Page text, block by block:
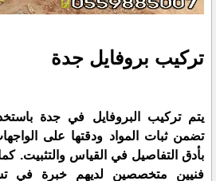
تركيب بروفايل جدة
يتم تركيب البروفايل في جدة
تضمن ثبات المواد ودقتها على
بأدق التفاصيل في القياس والتثبيت.
فنيين متخصصين لديهم خبرة في